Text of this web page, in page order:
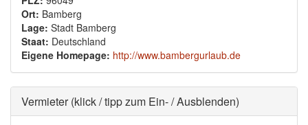
Ort: Bamberg
Lage: Stadt Bamberg
Staat: Deutschland
Eigene Homepage: http://www.bambergurlaub.de
Ausblenden
Vermieter (klick / tipp zum Ein- / Ausblenden)